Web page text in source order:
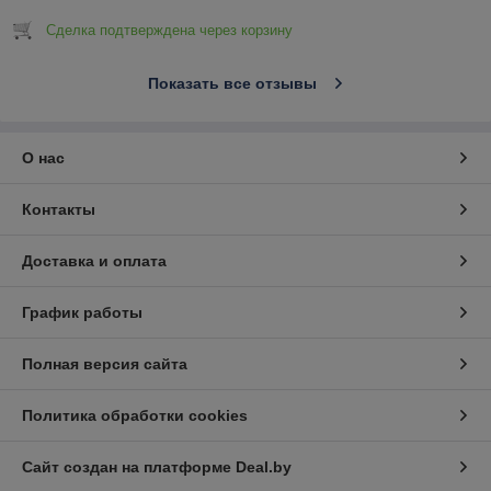
Сделка подтверждена через корзину
Показать все отзывы
О нас
Контакты
Доставка и оплата
График работы
Полная версия сайта
Политика обработки cookies
Сайт создан на платформе Deal.by